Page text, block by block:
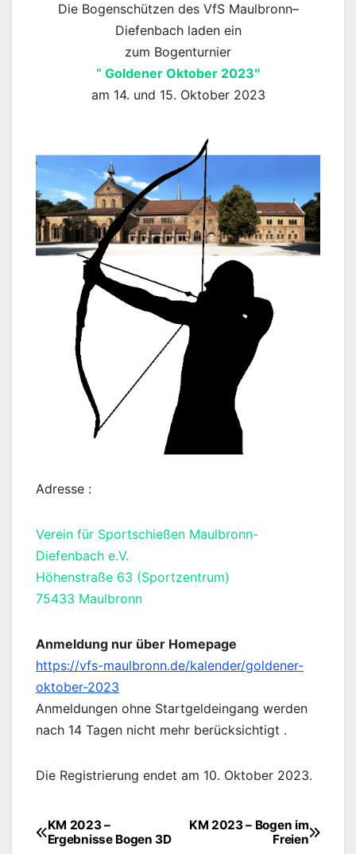
Die Bogenschützen des VfS Maulbronn–
Diefenbach laden ein
zum Bogenturnier
“ Goldener Oktober 2023″
am 14. und 15. Oktober 2023
Adresse :
Verein für Sportschießen Maulbronn-
Diefenbach e.V.
Höhenstraße 63 (Sportzentrum)
75433 Maulbronn
Anmeldung nur über Homepage
https://vfs-maulbronn.de/kalender/goldener-
oktober-2023
Anmeldungen ohne Startgeldeingang werden
nach 14 Tagen nicht mehr berücksichtigt .
Die Registrierung endet am 10. Oktober 2023.
Beitragsnavigation
KM 2023 – Bogen im
Freien
KM 2023 –
Ergebnisse Bogen 3D